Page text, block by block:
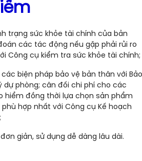
trạng sức khỏe tài chính của bản
các tác động nếu gặp phải rủi ro
Công cụ kiểm tra sức khỏe tài chính;
các biện pháp bảo vệ bản thân với Bảo
dự phòng; cân đối chi phí cho các
hiểm đồng thời lựa chọn sản phẩm
phù hợp nhất với Công cụ Kế hoạch
giản, sử dụng dễ dàng lâu dài.